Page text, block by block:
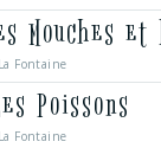
Mouches
Fontaine
Poissons
Fontaine